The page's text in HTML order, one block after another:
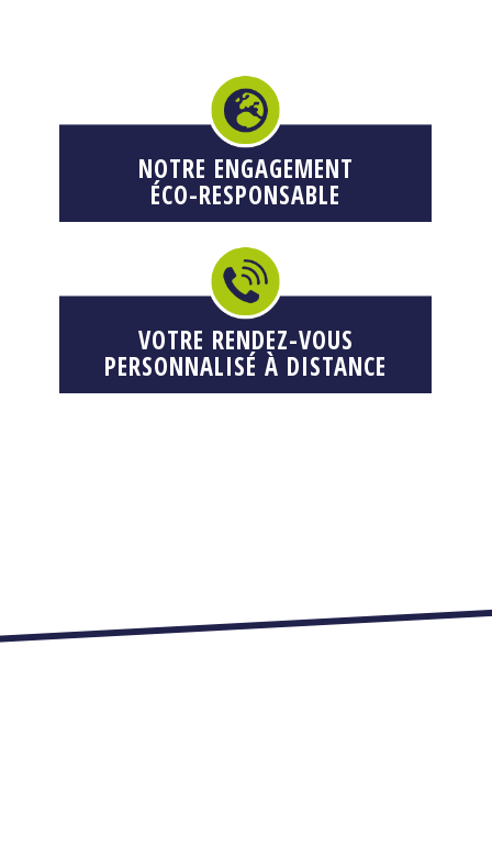
NOTRE ENGAGEMENT
ÉCO-RESPONSABLE
VOTRE RENDEZ-VOUS
PERSONNALISÉ À DISTANCE